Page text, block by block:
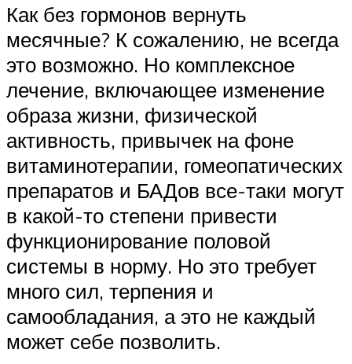
Как без гормонов вернуть
месячные? К сожалению, не всегда
это возможно. Но комплексное
лечение, включающее изменение
образа жизни, физической
активность, привычек на фоне
витаминотерапии, гомеопатических
препаратов и БАДов все-таки могут
в какой-то степени привести
функционирование половой
системы в норму. Но это требует
много сил, терпения и
самообладания, а это не каждый
может себе позволить.